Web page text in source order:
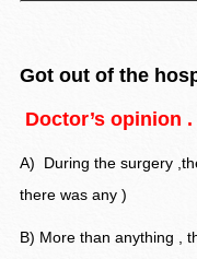
Got out of the
Doctor’s opinion .
A) During the surgery
there was any )
B) More than anything ,